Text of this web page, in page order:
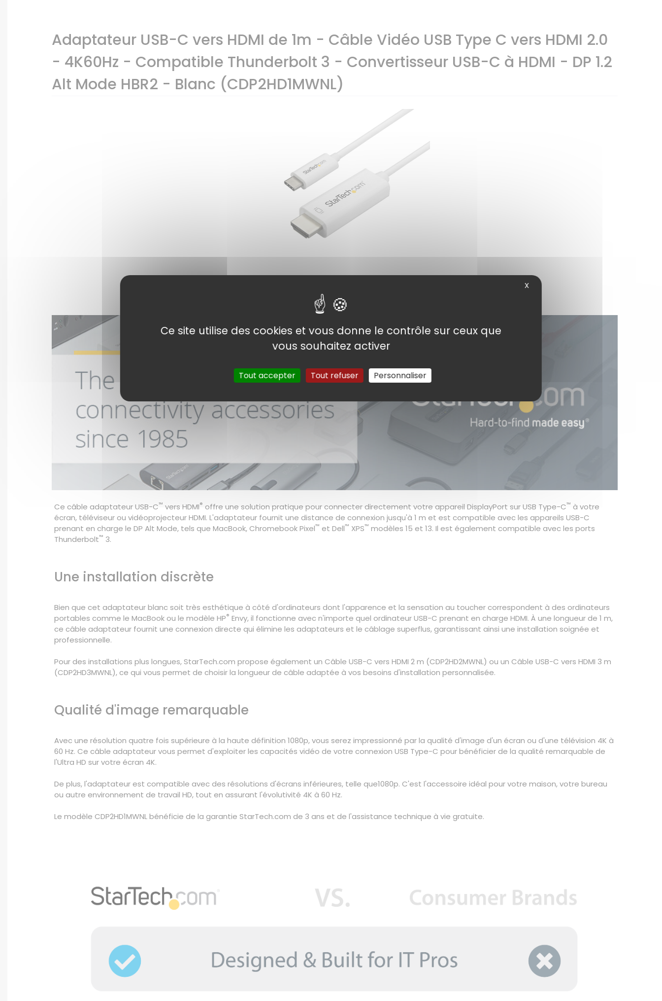
Adaptateur USB-C vers HDMI de 1m - Câble Vidéo USB Type C vers HDMI 2.0
- 4K60Hz - Compatible Thunderbolt 3 - Convertisseur USB-C à HDMI - DP 1.2
Alt Mode HBR2 - Blanc (CDP2HD1MWNL)
Ce câble adaptateur USB-C™ vers HDMI® offre une solution pratique pour connecter directement votre appareil DisplayPort sur USB Type-C™ à votre
écran, téléviseur ou vidéoprojecteur HDMI. L'adaptateur fournit une distance de connexion jusqu'à 1 m et est compatible avec les appareils USB-C
prenant en charge le DP Alt Mode, tels que MacBook, Chromebook Pixel™ et Dell™ XPS™ modèles 15 et 13. Il est également compatible avec les ports
Thunderbolt™ 3.
Une installation discrète
Bien que cet adaptateur blanc soit très esthétique à côté d'ordinateurs dont l'apparence et la sensation au toucher correspondent à des ordinateurs
portables comme le MacBook ou le modèle HP® Envy, il fonctionne avec n'importe quel ordinateur USB-C prenant en charge HDMI. À une longueur de 1 m,
ce câble adaptateur fournit une connexion directe qui élimine les adaptateurs et le câblage superflus, garantissant ainsi une installation soignée et
professionnelle.
Pour des installations plus longues, StarTech.com propose également un Câble USB-C vers HDMI 2 m (CDP2HD2MWNL) ou un Câble USB-C vers HDMI 3 m
(CDP2HD3MWNL), ce qui vous permet de choisir la longueur de câble adaptée à vos besoins d'installation personnalisée.
Qualité d'image remarquable
Avec une résolution quatre fois supérieure à la haute définition 1080p, vous serez impressionné par la qualité d'image d'un écran ou d'une télévision 4K à
60 Hz. Ce câble adaptateur vous permet d'exploiter les capacités vidéo de votre connexion USB Type-C pour bénéficier de la qualité remarquable de
l'Ultra HD sur votre écran 4K.
De plus, l'adaptateur est compatible avec des résolutions d'écrans inférieures, telle que1080p. C'est l'accessoire idéal pour votre maison, votre bureau
ou autre environnement de travail HD, tout en assurant l'évolutivité 4K à 60 Hz.
Le modèle CDP2HD1MWNL bénéficie de la garantie StarTech.com de 3 ans et de l'assistance technique à vie gratuite.
X
Ce site utilise des cookies et vous donne le contrôle sur ceux que
vous souhaitez activer
Tout accepter Tout refuser Personnaliser